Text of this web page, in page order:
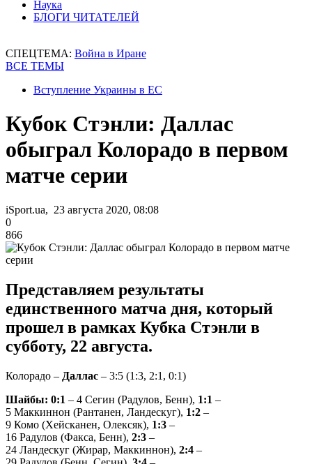
Наука
БЛОГИ ЧИТАТЕЛЕЙ
СПЕЦТЕМА: Война в Иране
ВСЕ ТЕМЫ
Вступление Украины в ЕС
Кубок Стэнли: Даллас
обыграл Колорадо в первом
матче серии
iSport.ua, 23 августа 2020, 08:08
0
866
Представляем результаты
единственного матча дня, который
прошел в рамках Кубка Стэнли в
субботу, 22 августа.
Колорадо – Даллас – 3:5 (1:3, 2:1, 0:1)
Шайбы: 0:1 – 4 Сегин (Радулов, Бенн), 1:1 –
5 Маккиннон (Рантанен, Ландескуг), 1:2 –
9 Комо (Хейсканен, Олексяк), 1:3 –
16 Радулов (Факса, Бенн), 2:3 –
24 Ландескуг (Жирар, Маккиннон), 2:4 –